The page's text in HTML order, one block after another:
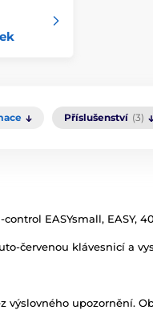
Příslušenství (3)
EASYsmall, EASY,
červenou klávesnicí a
výslovného upozornění.